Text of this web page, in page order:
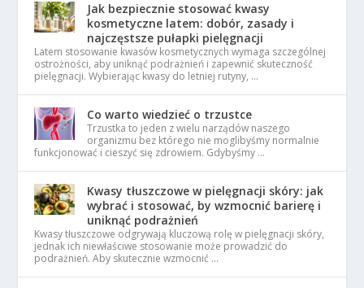
Jak bezpiecznie stosować kwasy
kosmetyczne latem: dobór, zasady i
najczęstsze pułapki pielęgnacji
Latem stosowanie kwasów kosmetycznych wymaga szczególnej
ostrożności, aby uniknąć podrażnień i zapewnić skuteczność
pielęgnacji. Wybierając kwasy do letniej rutyny, …
Co warto wiedzieć o trzustce
Trzustka to jeden z wielu narządów naszego
organizmu bez którego nie moglibyśmy normalnie
funkcjonować i cieszyć się zdrowiem. Gdybyśmy …
Kwasy tłuszczowe w pielęgnacji skóry: jak
wybrać i stosować, by wzmocnić barierę i
uniknąć podrażnień
Kwasy tłuszczowe odgrywają kluczową rolę w pielęgnacji skóry,
jednak ich niewłaściwe stosowanie może prowadzić do
podrażnień. Aby skutecznie wzmocnić …